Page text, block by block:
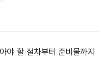
야 할 절차부터 준비물까지